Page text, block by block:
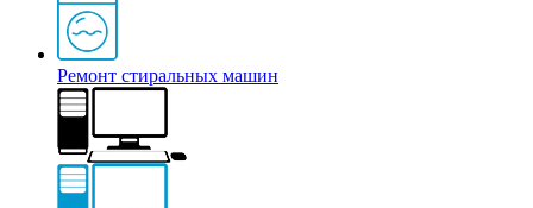
Ремонт стиральных машин